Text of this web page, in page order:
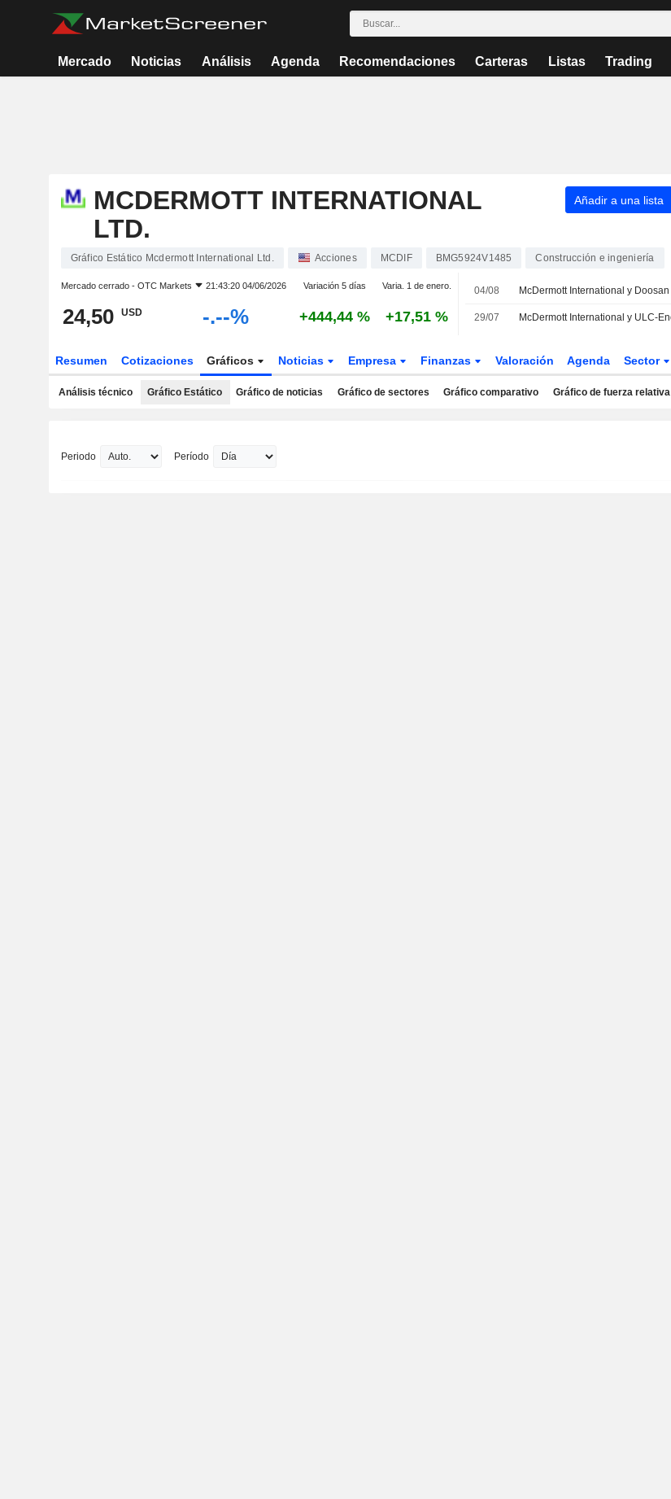
Mercado Noticias Análisis Agenda Recomendaciones Carteras Listas Trading
MCDERMOTT INTERNATIONAL
LTD.
Añadir a una lista
Gráfico Estático Mcdermott International Ltd. Acciones MCDIF BMG5924V1485 Construcción e ingeniería
Mercado cerrado - OTC Markets 21:43:20 04/06/2026 Variación 5 días Varia. 1 de enero.
24,50 USD -.--% +444,44 % +17,51 %
04/08
29/07
Resumen Cotizaciones Gráficos Noticias Empresa Finanzas Valoración Agenda Sector
Análisis técnico Gráfico Estático Gráfico de noticias Gráfico de sectores Gráfico comparativo Gráfico de fuerza relativa
Periodo Período